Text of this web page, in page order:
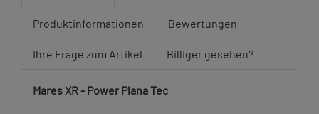
Produktinformationen Bewertungen
Ihre Frage zum Artikel Billiger gesehen?
Mares XR - Power Plana Tec